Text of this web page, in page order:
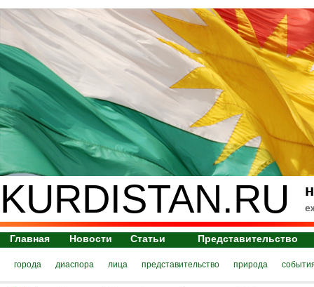
KURDISTAN.RU
Главная Новости Статьи Представительство
города диаспора лица представительство природа